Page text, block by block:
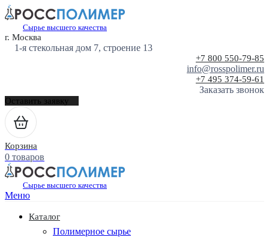
Сырье высшего качества
г. Москва
1-я стекольная дом 7, строение 13
+7 800 550-79-85
info@rosspolimer.ru
+7 495 374-59-61
Заказать звонок
Оставить заявку
Корзина
0 товаров
Сырье высшего качества
Меню
Каталог
Полимерное сырье